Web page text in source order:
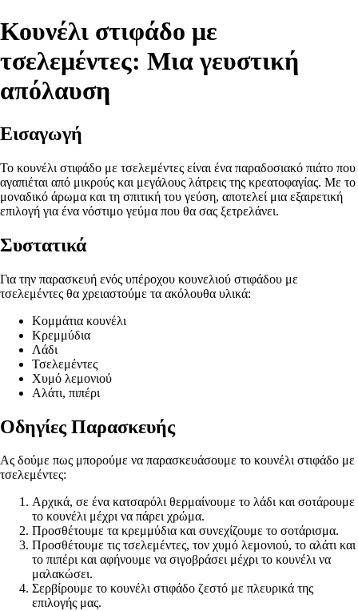
Κουνέλι στιφάδο με
τσελεμέντες: Μια γευστική
απόλαυση
Εισαγωγή
Το κουνέλι στιφάδο με τσελεμέντες είναι ένα παραδοσιακό πιάτο που
αγαπιέται από μικρούς και μεγάλους λάτρεις της κρεατοφαγίας. Με το
μοναδικό άρωμα και τη σπιτική του γεύση, αποτελεί μια εξαιρετική
επιλογή για ένα νόστιμο γεύμα που θα σας ξετρελάνει.
Συστατικά
Για την παρασκευή ενός υπέροχου κουνελιού στιφάδου με
τσελεμέντες θα χρειαστούμε τα ακόλουθα υλικά:
Κομμάτια κουνέλι
Κρεμμύδια
Λάδι
Τσελεμέντες
Χυμό λεμονιού
Αλάτι, πιπέρι
Οδηγίες Παρασκευής
Ας δούμε πως μπορούμε να παρασκευάσουμε το κουνέλι στιφάδο με
τσελεμέντες:
Αρχικά, σε ένα κατσαρόλι θερμαίνουμε το λάδι και σοτάρουμε
το κουνέλι μέχρι να πάρει χρώμα.
Προσθέτουμε τα κρεμμύδια και συνεχίζουμε το σοτάρισμα.
Προσθέτουμε τις τσελεμέντες, τον χυμό λεμονιού, το αλάτι και
το πιπέρι και αφήνουμε να σιγοβράσει μέχρι το κουνέλι να
μαλακώσει.
Σερβίρουμε το κουνέλι στιφάδο ζεστό με πλευρικά της
επιλογής μας.